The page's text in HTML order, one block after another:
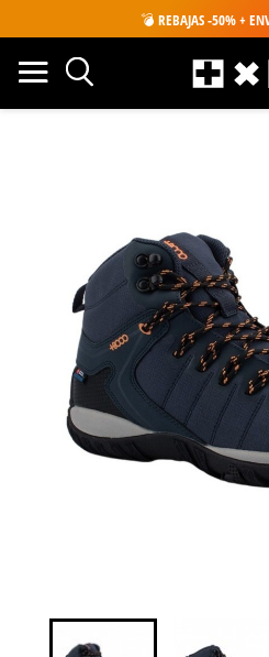
💣 REBAJAS -50% +